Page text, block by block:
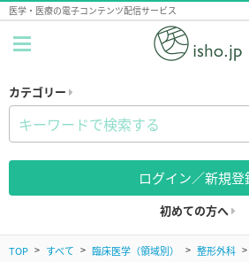
医学・医療の電子コンテンツ配信サービス
カテゴリー
ログイン／新規登
初めての方へ
TOP すべて 臨床医学（領域別） 整形外科